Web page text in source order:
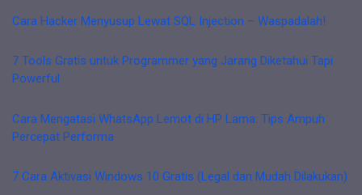
Cara Hacker Menyusup Lewat SQL Injection – Waspadalah!
7 Tools Gratis untuk Programmer yang Jarang Diketahui Tapi
Powerful
Cara Mengatasi WhatsApp Lemot di HP Lama: Tips Ampuh
Percepat Performa
7 Cara Aktivasi Windows 10 Gratis (Legal dan Mudah Dilakukan)